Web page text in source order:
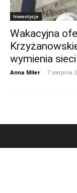
Inwestycje
Wakacyjna
wymienia
Anna Miler - 7 sierpnia